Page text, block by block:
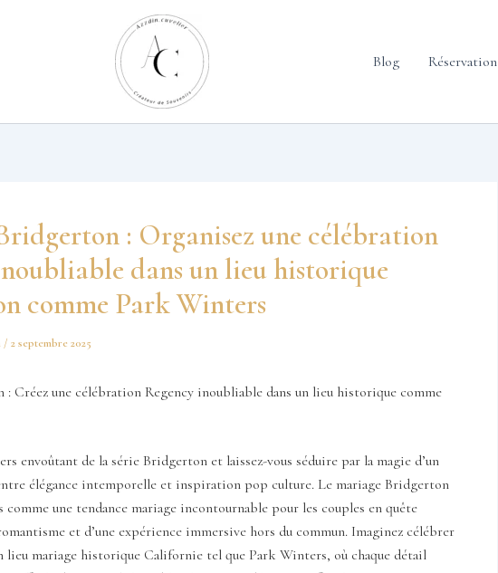
Blog Réservation
: Organisez une célébration
dans un lieu historique
comme Park Winters
/ 2 septembre 2025
: Créez une célébration Regency inoubliable dans un lieu historique comme
envoûtant de la série Bridgerton et laissez-vous séduire par la magie d’un
élégance intemporelle et inspiration pop culture. Le mariage Bridgerton
comme une tendance mariage incontournable pour les couples en quête
et d’une expérience immersive hors du commun. Imaginez célébrer
lieu mariage historique Californie tel que Park Winters, où chaque détail